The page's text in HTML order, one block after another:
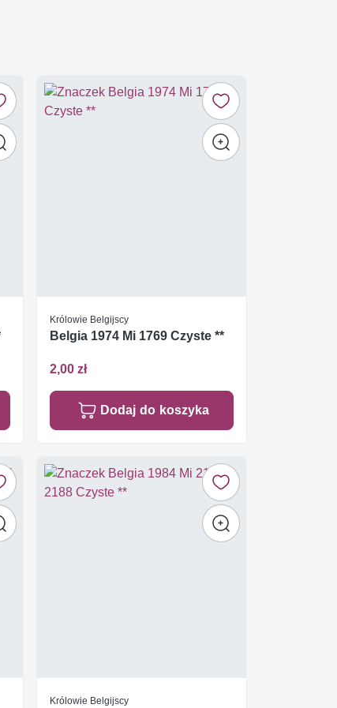
Królowie Belgijscy
Belgia 1974 Mi 1769 Czyste **
2,00 zł
Dodaj do koszyka
Królowie Belgijscy